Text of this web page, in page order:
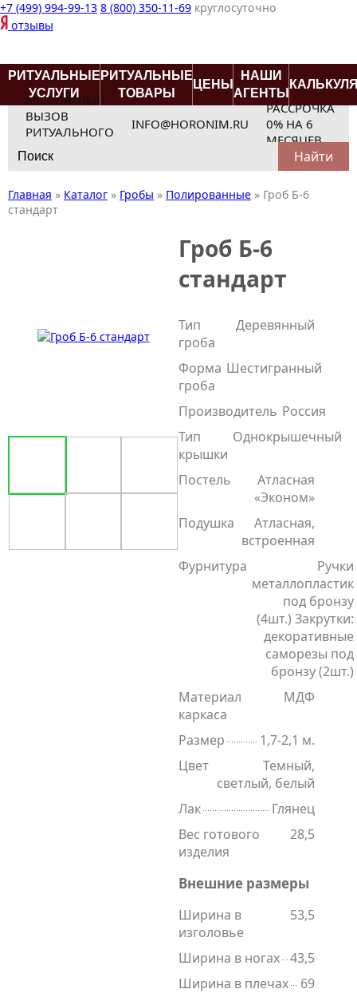
+7 (499) 994-99-13 8 (800) 350-11-69 круглосуточно
отзывы
РИТУАЛЬНЫЕ
УСЛУГИ
РИТУАЛЬНЫЕ
ТОВАРЫ
ЦЕНЫ
НАШИ
АГЕНТЫ
БЕСПЛАТНЫЙ
ВЫЗОВ
РИТУАЛЬНОГО
АГЕНТА
INFO@HORONIM.RU
РАССРОЧКА
0% НА 6
МЕСЯЦЕВ
for:
Главная » Каталог » Гробы » Полированные » Гроб Б-6
стандарт
Гроб Б-6
стандарт
Тип
гроба
Деревянный
Форма
гроба
Шестигранный
Производитель Россия
Тип
крышки
Однокрышечный
Постель
Атласная
«Эконом»
Подушка
Атласная,
встроенная
Фурнитура
Ручки
металлопластик
под бронзу
(4шт.) Закрутки:
декоративные
саморезы под
бронзу (2шт.)
Материал
каркаса
МДФ
Размер
1,7-2,1 м.
Цвет
Темный,
светлый, белый
Лак
Глянец
Вес готового
изделия
28,5
Внешние размеры
Ширина в
изголовье
53,5
Ширина в ногах 43,5
Ширина в плечах
69